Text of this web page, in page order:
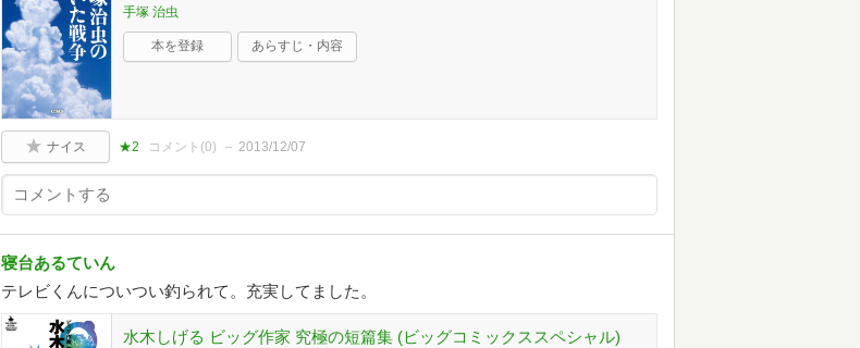
手塚 治虫
本を登録 あらすじ・内容
ナイス ★2 コメント(0) 2013/12/07
寝台あるていん
テレビくんについつい釣られて。充実してました。
水木しげる ビッグ作家 究極の短篇集 (ビッグコミックススペシャル)